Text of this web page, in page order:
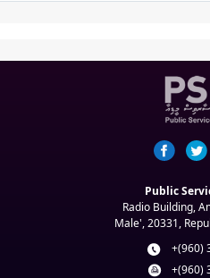
Public
Radio Building,
Male', 20331,
+(960)
+(960)